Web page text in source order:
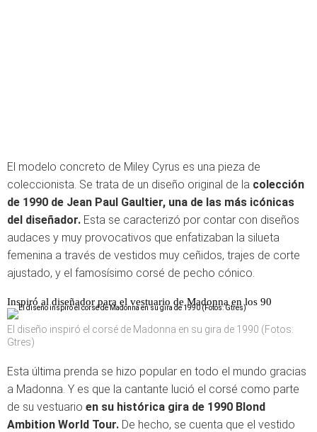
El modelo concreto de Miley Cyrus es una pieza de
coleccionista. Se trata de un diseño original de la colección
de 1990 de Jean Paul Gaultier, una de las más icónicas
del diseñador. Esta se caracterizó por contar con diseños
audaces y muy provocativos que enfatizaban la silueta
femenina a través de vestidos muy ceñidos, trajes de corte
ajustado, y el famosísimo corsé de pecho cónico.
Inspiró al diseñador para el vestuario de Madonna en los 90
El diseño inspiró el corsé de Madonna en su gira de 1990 (Fotos:
Gtres)
Esta última prenda se hizo popular en todo el mundo gracias
a Madonna. Y es que la cantante lució el corsé como parte
de su vestuario en su histórica gira de 1990 Blond
Ambition World Tour. De hecho, se cuenta que el vestido